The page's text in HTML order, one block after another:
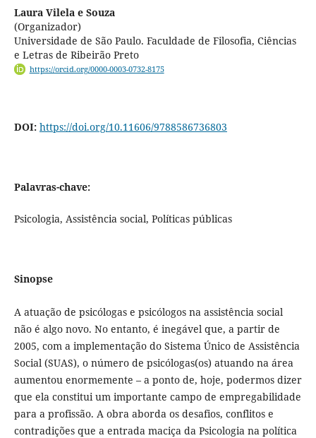
Laura Vilela e Souza
(Organizador)
Universidade de São Paulo. Faculdade de Filosofia, Ciências
e Letras de Ribeirão Preto
https://orcid.org/0000-0003-0732-8175
DOI: https://doi.org/10.11606/9788586736803
Palavras-chave:
Psicologia, Assistência social, Políticas públicas
Sinopse
A atuação de psicólogas e psicólogos na assistência social
não é algo novo. No entanto, é inegável que, a partir de
2005, com a implementação do Sistema Único de Assistência
Social (SUAS), o número de psicólogas(os) atuando na área
aumentou enormemente – a ponto de, hoje, podermos dizer
que ela constitui um importante campo de empregabilidade
para a profissão. A obra aborda os desafios, conflitos e
contradições que a entrada maciça da Psicologia na política